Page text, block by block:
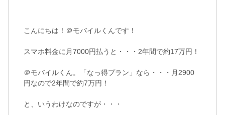
こんにちは！＠モバイルくんです！
スマホ料金に月7000円払うと・・・2年間で約17万円！
＠モバイルくん。「なっ得プラン」なら・・・月2900
円なので2年間で約7万円！
と、いうわけなのですが・・・